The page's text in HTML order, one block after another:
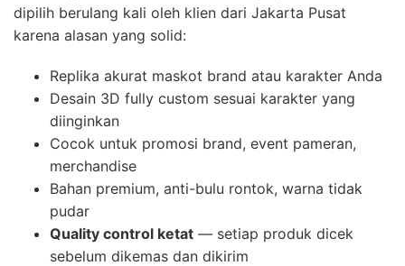
dipilih berulang kali oleh klien dari Jakarta Pusat
karena alasan yang solid:
Replika akurat maskot brand atau karakter Anda
Desain 3D fully custom sesuai karakter yang
diinginkan
Cocok untuk promosi brand, event pameran,
merchandise
Bahan premium, anti-bulu rontok, warna tidak
pudar
Quality control ketat — setiap produk dicek
sebelum dikemas dan dikirim